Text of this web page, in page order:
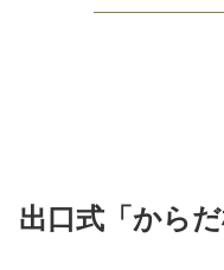
出口式 「から